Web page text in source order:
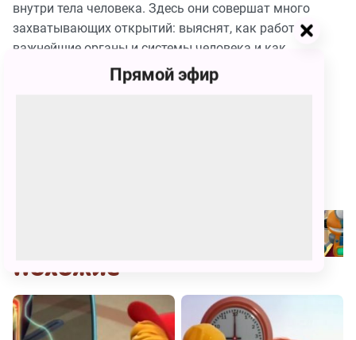
внутри тела человека. Здесь они совершат много
захватывающих открытий: выяснят, как работают
важнейшие органы и системы человека и как
проходят жизненно важные процессы в организме.
Похожие
Прямой эфир